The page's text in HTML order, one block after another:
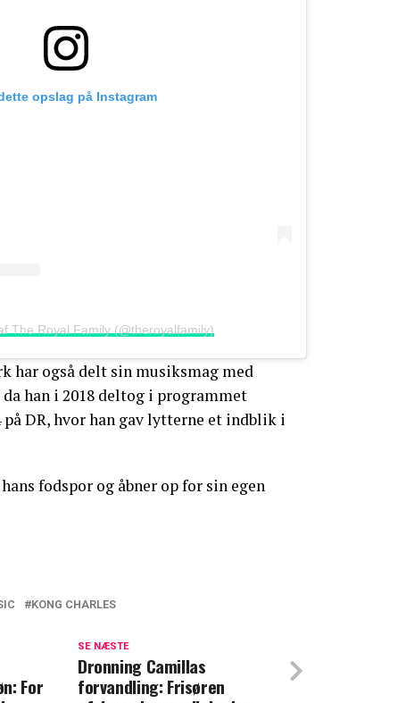
opslag på Instagram
The Royal Family (@theroyalfamily)
har også delt sin musiksmag med
han i 2018 deltog i programmet
DR, hvor han gav lytterne et indblik i
fodspor og åbner op for sin egen
kæmpede med tårerne: Disse ord fra
KONG CHARLES
SE NÆSTE
Dronning Camillas
forvandling: Frisøren
For